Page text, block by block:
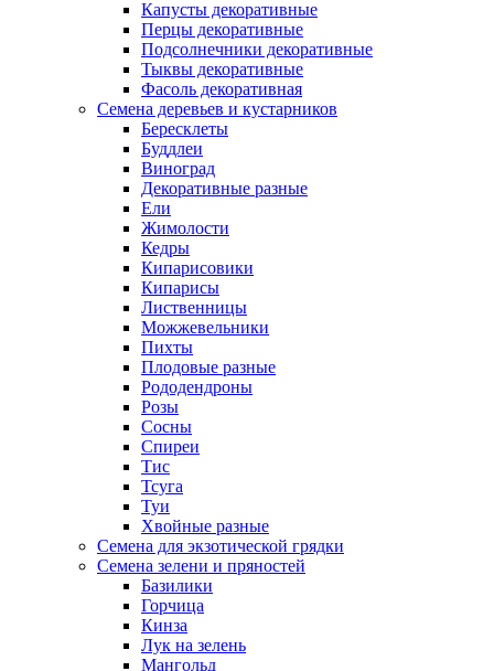
Капусты декоративные
Перцы декоративные
Подсолнечники декоративные
Тыквы декоративные
Фасоль декоративная
Семена деревьев и кустарников
Бересклеты
Буддлеи
Виноград
Декоративные разные
Ели
Жимолости
Кедры
Кипарисовики
Кипарисы
Лиственницы
Можжевельники
Пихты
Плодовые разные
Рододендроны
Розы
Сосны
Спиреи
Тис
Тсуга
Туи
Хвойные разные
Семена для экзотической грядки
Семена зелени и пряностей
Базилики
Горчица
Кинза
Лук на зелень
Мангольд